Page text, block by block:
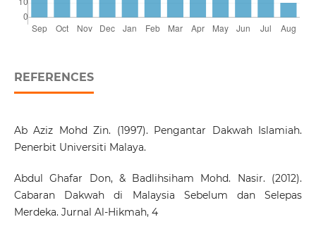
REFERENCES
Ab Aziz Mohd Zin. (1997). Pengantar Dakwah Islamiah.
Penerbit Universiti Malaya.
Abdul Ghafar Don, & Badlihsiham Mohd. Nasir. (2012).
Cabaran Dakwah di Malaysia Sebelum dan Selepas
Merdeka. Jurnal Al-Hikmah, 4